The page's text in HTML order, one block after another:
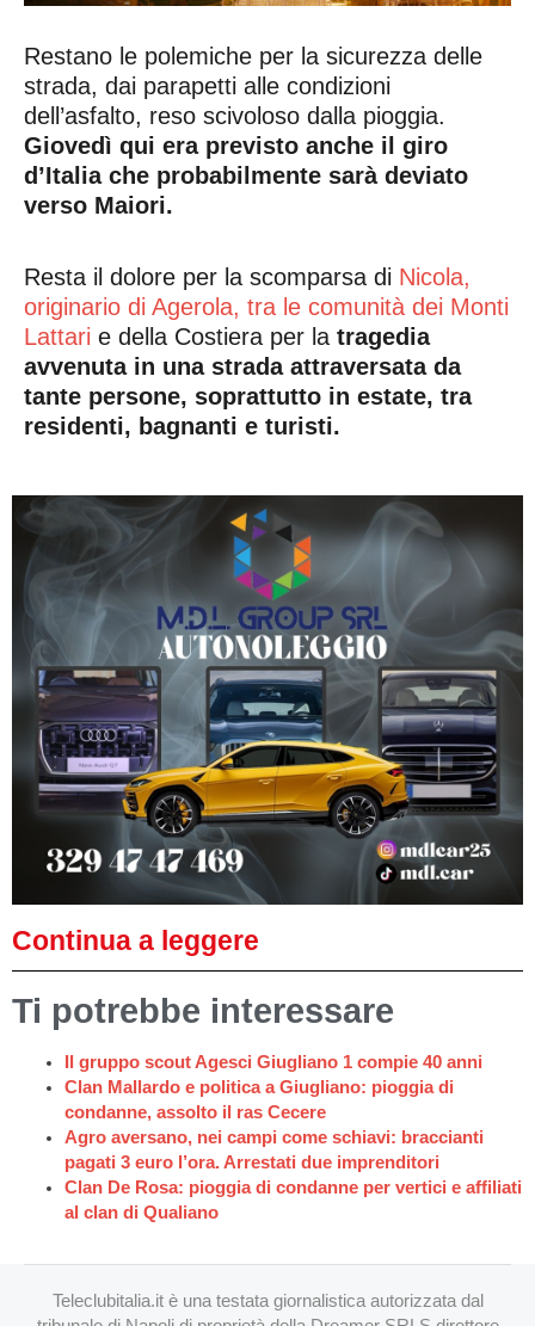
Restano le polemiche per la sicurezza delle
strada, dai parapetti alle condizioni
dell’asfalto, reso scivoloso dalla pioggia.
Giovedì qui era previsto anche il giro
d’Italia che probabilmente sarà deviato
verso Maiori.
Resta il dolore per la scomparsa di Nicola,
originario di Agerola, tra le comunità dei Monti
Lattari e della Costiera per la tragedia
avvenuta in una strada attraversata da
tante persone, soprattutto in estate, tra
residenti, bagnanti e turisti.
Continua a leggere
Ti potrebbe interessare
Il gruppo scout Agesci Giugliano 1 compie 40 anni
Clan Mallardo e politica a Giugliano: pioggia di
condanne, assolto il ras Cecere
Agro aversano, nei campi come schiavi: braccianti
pagati 3 euro l’ora. Arrestati due imprenditori
Clan De Rosa: pioggia di condanne per vertici e affiliati
al clan di Qualiano
Teleclubitalia.it è una testata giornalistica autorizzata dal